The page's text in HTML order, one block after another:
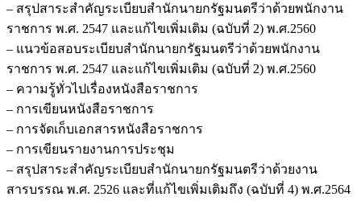
– สรุปสาระสำคัญระเบียบสำนักนายกรัฐมนตรีว่าด้วยพนักงาน
ราชการ พ.ศ. 2547 และแก้ไขเพิ่มเติม (ฉบับที่ 2) พ.ศ.2560
– แนวข้อสอบระเบียบสำนักนายกรัฐมนตรีว่าด้วยพนักงาน
ราชการ พ.ศ. 2547 และแก้ไขเพิ่มเติม (ฉบับที่ 2) พ.ศ.2560
– ความรู้ทั่วไปเรื่องหนังสือราชการ
– การเขียนหนังสือราชการ
– การจัดเก็บเอกสารหนังสือราชการ
– การเขียนรายงานการประชุม
– สรุปสาระสำคัญระเบียบสำนักนายกรัฐมนตรีว่าด้วยงาน
สารบรรณ พ.ศ. 2526 และที่แก้ไขเพิ่มเติมถึง (ฉบับที่ 4) พ.ศ.2564